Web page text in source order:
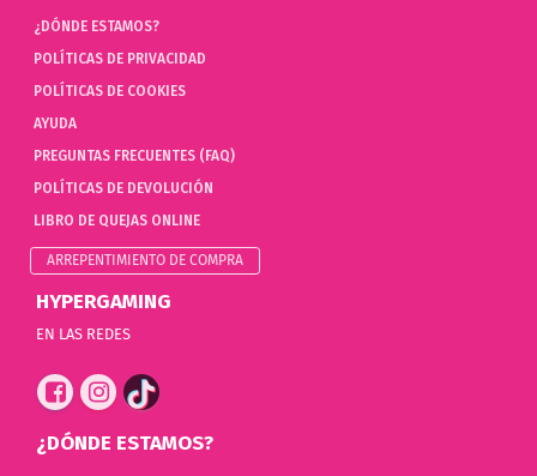
¿DÓNDE ESTAMOS?
POLÍTICAS DE PRIVACIDAD
POLÍTICAS DE COOKIES
AYUDA
PREGUNTAS FRECUENTES (FAQ)
POLÍTICAS DE DEVOLUCIÓN
LIBRO DE QUEJAS ONLINE
ARREPENTIMIENTO DE COMPRA
HYPERGAMING
EN LAS REDES
¿DÓNDE ESTAMOS?